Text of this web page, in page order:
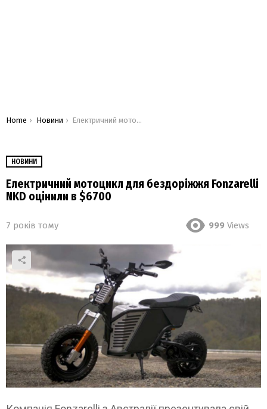
You are here:
Home Новини Електричний мотоцикл для бездоріжжя Fonzarelli NKD оцінили в $6700
НОВИНИ
Електричний мотоцикл для бездоріжжя Fonzarelli
NKD оцінили в $6700
7 років тому 999 Views